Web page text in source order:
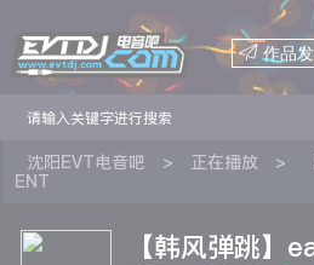
 作品
沈阳EVT电音吧 > 正在播放 >
ENT
【韩风弹跳】